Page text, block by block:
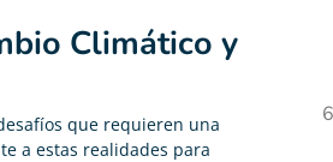
Climático y
que requieren una
a estas realidades para